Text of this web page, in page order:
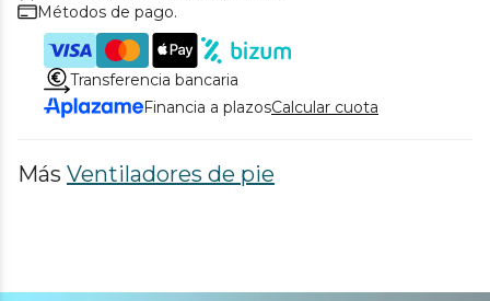
Métodos de pago.
Transferencia bancaria
Financia a plazosCalcular cuota
Más Ventiladores de pie